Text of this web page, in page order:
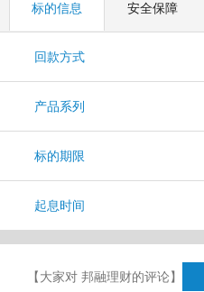
标的信息 安全保障
回款方式
产品系列
标的期限
起息时间
【大家对 邦融理财的评论】